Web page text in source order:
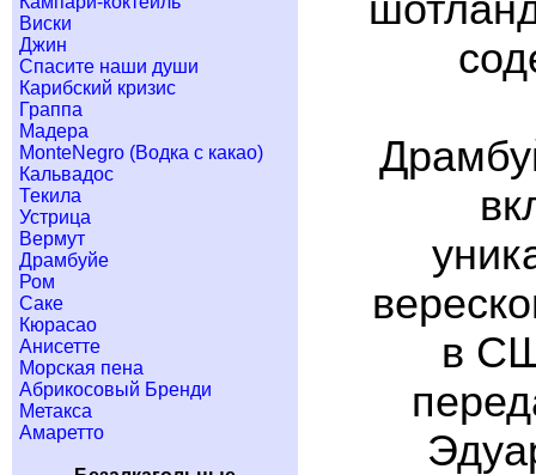
Виски
Джин
Спасите наши души
Карибский кризис
Граппа
Мадера
MonteNegro (Водка с какао)
Кальвадос
Текила
Устрица
Вермут
Драмбуйе
Ром
Саке
Кюрасао
Анисетте
Морская пена
Абрикосовый Бренди
Метакса
Амаретто
в